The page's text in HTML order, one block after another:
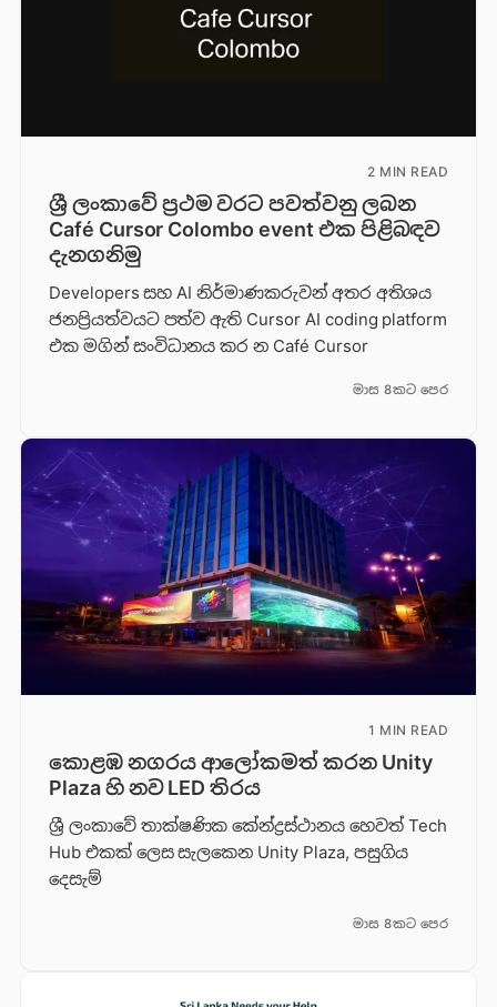
2 MIN READ
ශ්‍රී ලංකාවේ ප්‍රථම වරට පවත්වනු ලබන
Café Cursor Colombo event එක පිළිබඳව
දැනගනිමු
Developers සහ AI නිර්මාණකරුවන් අතර අතිශය
ජනප්‍රියත්වයට පත්ව ඇති Cursor AI coding platform
එක මගින් සංවිධානය කර න Café Cursor
මාස 8කට පෙර
1 MIN READ
කොළඹ නගරය ආලෝකමත් කරන Unity
Plaza හි නව LED තිරය
ශ්‍රී ලංකාවේ තාක්ෂණික කේන්ද්‍රස්ථානය හෙවත් Tech
Hub එකක් ලෙස සැලකෙන Unity Plaza, පසුගිය
දෙසැම්
මාස 8කට පෙර